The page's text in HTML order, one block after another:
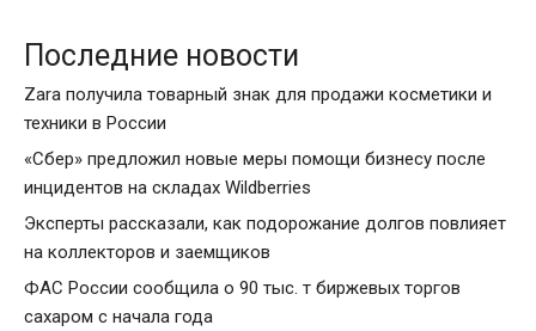
Последние новости
Zara получила товарный знак для продажи косметики и
техники в России
«Сбер» предложил новые меры помощи бизнесу после
инцидентов на складах Wildberries
Эксперты рассказали, как подорожание долгов повлияет
на коллекторов и заемщиков
ФАС России сообщила о 90 тыс. т биржевых торгов
сахаром с начала года